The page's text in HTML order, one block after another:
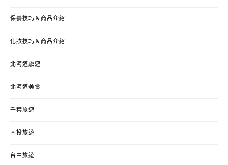
保養技巧＆商品介紹
化妝技巧＆商品介紹
北海道旅遊
北海道美食
千葉旅遊
南投旅遊
台中旅遊